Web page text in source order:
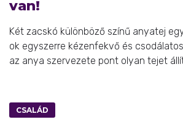
van!
Két zacskó különböző színű anyatej
ok egyszerre kézenfekvő és
az anya szervezete pont olyan tejet
CSALÁD